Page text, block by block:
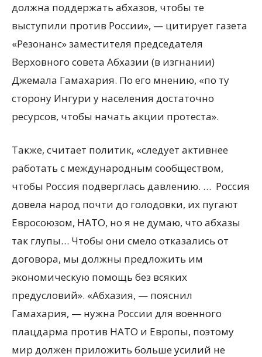
должна поддержать абхазов, чтобы те
выступили против России», — цитирует газета
«Резонанс» заместителя председателя
Верховного совета Абхазии (в изгнании)
Джемала Гамахария. По его мнению, «по ту
сторону Ингури у населения достаточно
ресурсов, чтобы начать акции протеста».
Также, считает политик, «следует активнее
работать с международным сообществом,
чтобы Россия подверглась давлению. … Россия
довела народ почти до голодовки, их пугают
Евросоюзом, НАТО, но я не думаю, что абхазы
так глупы… Чтобы они смело отказались от
договора, мы должны предложить им
экономическую помощь без всяких
предусловий». «Абхазия, — пояснил
Гамахария, — нужна России для военного
плацдарма против НАТО и Европы, поэтому
мир должен приложить больше усилий не